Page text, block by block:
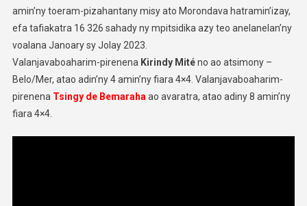
amin’ny toeram-pizahantany misy ato Morondava hatramin’izay,
efa tafiakatra 16 326 sahady ny mpitsidika azy teo anelanelan’ny
voalana Janoary sy Jolay 2023.
Valanjavaboaharim-pirenena Kirindy Miténo ao atsimony –
Belo/Mer, atao adin’ny 4 amin’ny fiara 4×4. Valanjavaboaharim-
pirenena Tsingy de Bemaraha ao avaratra, atao adiny 8 amin’ny
fiara 4×4.